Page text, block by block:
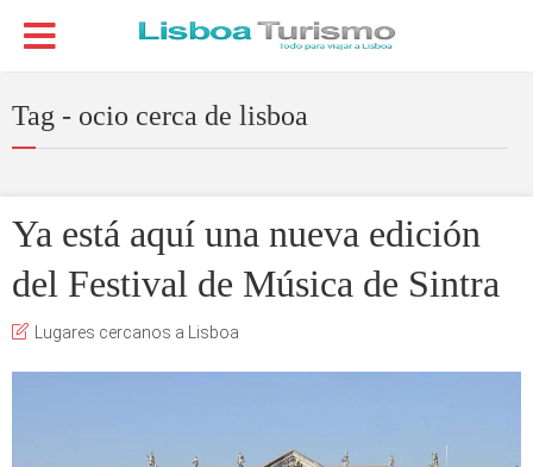
Tag - ocio cerca de lisboa
Ya está aquí una nueva edición
del Festival de Música de Sintra
Lugares cercanos a Lisboa